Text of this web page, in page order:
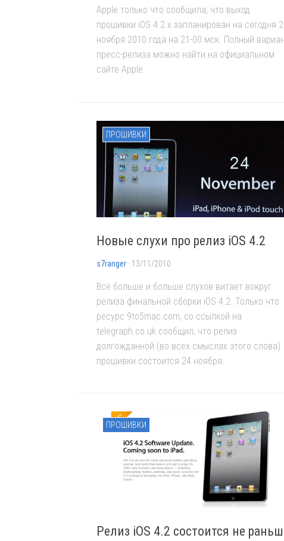
Apple только что сообщила, что выход
прошивки iOS 4.2.x запланирован на сегодня
ноября 2010 года на 21-00 мск. Полный
пресс-релиза можно найти на официальном
сайте Apple.
ПРОШИВКИ
Новые слухи про релиз iOS 4.2
s7ranger · 13/11/2010
Всё больше и больше слухов витает вокруг
релиза финальной сборки iOS 4.2. Только что
ресурс 9to5mac.com, со ссылкой на
telegraph.co.uk сообщил, что релиз
долгожданной (во всех смыслах этого слова)
прошивки состоится 24 ноября.
ПРОШИВКИ
Релиз iOS 4.2 состоится не